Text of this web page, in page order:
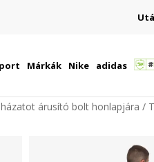
Márkák Nike adidas
árusító bolt honlapjára